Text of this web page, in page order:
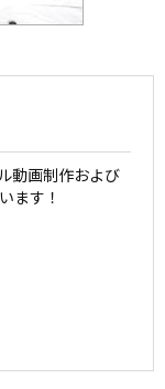
動画制作および
ます！